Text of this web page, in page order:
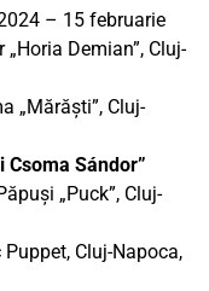
– 15 februarie
Demian”, Cluj-
„Mărăști”, Cluj-
Csoma Sándor”
„Puck”, Cluj-
Cluj-Napoca,